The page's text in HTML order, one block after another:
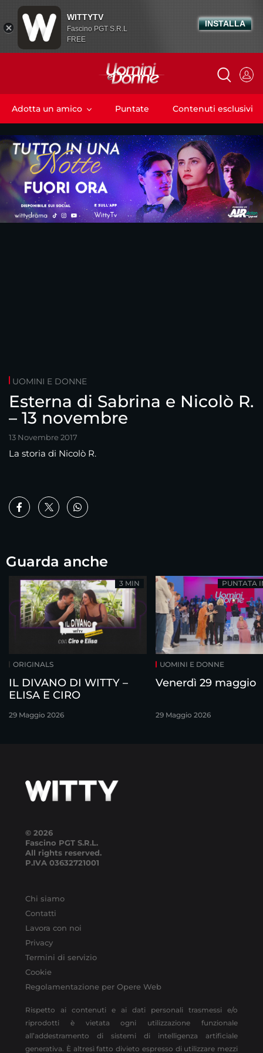
Adotta un amico Puntate Contenuti esclusivi
UOMINI E DONNE
Esterna di Sabrina e Nicolò R.
– 13 novembre
13 Novembre 2017
La storia di Nicolò R.
Guarda anche
ORIGINALS
IL DIVANO DI WITTY –
ELISA E CIRO
29 Maggio 2026
3 MIN
UOMINI E DONNE
Venerdì 29 maggio
29 Maggio 2026
PUNTATA
© 2026
Fascino PGT S.R.L.
All rights reserved.
P.IVA 03632721001
Chi siamo
Contatti
Lavora con noi
Privacy
Termini di servizio
Cookie
Regolamentazione per Opere Web
Rispetto ai contenuti e ai dati personali trasmessi e/o
riprodotti è vietata ogni utilizzazione funzionale
all’addestramento di sistemi di intelligenza artificiale
generativa. È altresì fatto divieto espresso di utilizzare mezzi
WITTYTV
Fascino PGT S.R.L
FREE
INSTALLA